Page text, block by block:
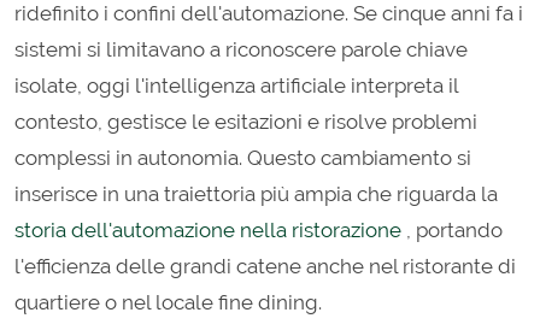
ridefinito i confini dell'automazione. Se cinque anni fa i
sistemi si limitavano a riconoscere parole chiave
isolate, oggi l'intelligenza artificiale interpreta il
contesto, gestisce le esitazioni e risolve problemi
complessi in autonomia. Questo cambiamento si
inserisce in una traiettoria più ampia che riguarda la
storia dell'automazione nella ristorazione , portando
l'efficienza delle grandi catene anche nel ristorante di
quartiere o nel locale fine dining.